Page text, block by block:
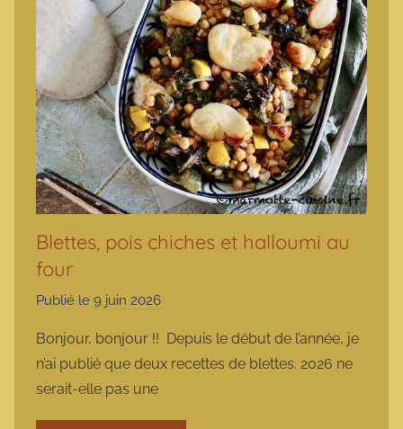
Blettes, pois chiches et halloumi au
four
Publié le 9 juin 2026
m
r
Bonjour, bonjour !! Depuis le début de l’année, je
n’ai publié que deux recettes de blettes. 2026 ne
serait-elle pas une